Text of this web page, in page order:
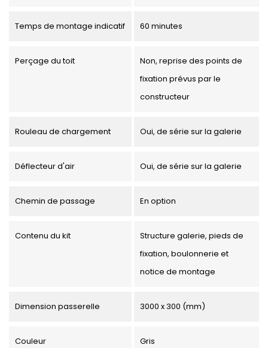
Temps de montage indicatif 60 minutes
Perçage du toit
Non, reprise des points de
fixation prévus par le
constructeur
Rouleau de chargement Oui, de série sur la galerie
Déflecteur d'air Oui, de série sur la galerie
Chemin de passage En option
Contenu du kit
Structure galerie, pieds de
fixation, boulonnerie et
notice de montage
Dimension passerelle 3000 x 300 (mm)
Couleur Gris